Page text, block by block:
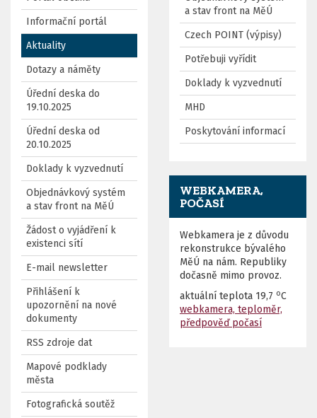
Informační portál
Aktuality
Dotazy a náměty
Úřední deska do
19.10.2025
Úřední deska od
20.10.2025
Doklady k vyzvednutí
Objednávkový systém
a stav front na MěÚ
Žádost o vyjádření k
existenci sítí
E-mail newsletter
Přihlášení k
upozornění na nové
dokumenty
RSS zdroje dat
Mapové podklady
města
Fotografická soutěž
a stav front na MěÚ
Czech POINT (výpisy)
Potřebuji vyřídit
Doklady k vyzvednutí
MHD
Poskytování informací
WEBKAMERA,
POČASÍ
Webkamera je z důvodu
rekonstrukce bývalého
MěÚ na nám. Republiky
dočasně mimo provoz.
aktuální teplota 19,7 oC
webkamera, teploměr,
předpověď počasí